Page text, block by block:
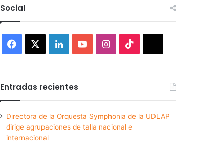
Social
Facebook LinkedInYouTubeInstagram
Entradas recientes
Directora de la Orquesta Symphonia de la UDLAP
dirige agrupaciones de talla nacional e
internacional